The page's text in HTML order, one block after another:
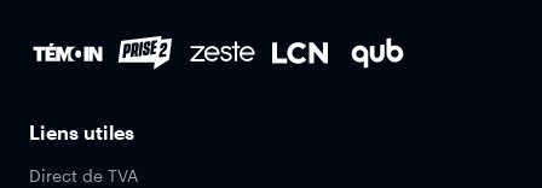
Liens utiles
Direct de TVA